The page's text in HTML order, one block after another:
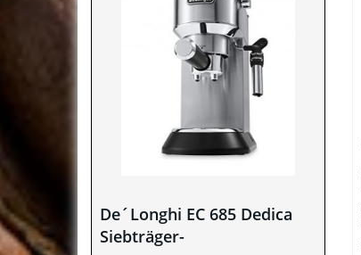
De´Longhi EC 685 Dedica
Siebträger-